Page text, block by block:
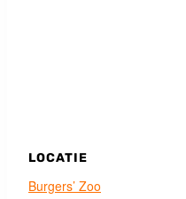
LOCATIE
Burgers’ Zoo